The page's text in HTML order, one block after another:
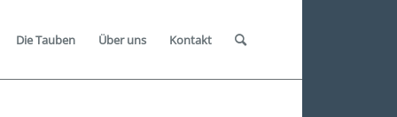
Die Tauben Über uns Kontakt